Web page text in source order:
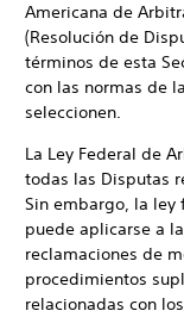
Americana de
(Resolución de
términos de esta
con las normas de
seleccionen.
La Ley Federal de
todas las Disputas
Sin embargo, la
puede aplicarse a
reclamaciones de
procedimientos
relacionadas con